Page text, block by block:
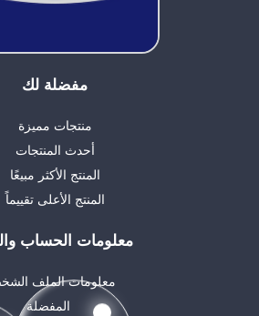
مفضلة لك
منتجات مميزة
أحدث المنتجات
المنتج الأكثر مبيعًا
المنتج الأعلى تقييماً
معلومات الحساب
معلومات الملف
المفضلة